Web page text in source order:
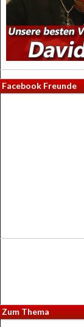
Facebook Freunde
Zum Thema